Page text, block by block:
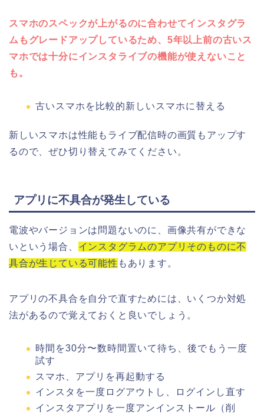
スマホのスペックが上がるのに合わせてインスタグラ
ムもグレードアップしているため、5年以上前の古いス
マホでは十分にインスタライブの機能が使えないこと
も。
古いスマホを比較的新しいスマホに替える
新しいスマホは性能もライブ配信時の画質もアップす
るので、ぜひ切り替えてみてください。
アプリに不具合が発生している
電波やバージョンは問題ないのに、画像共有ができな
いという場合、 インスタグラムのアプリそのものに不
具合が生じている可能性 もあります。
アプリの不具合を自分で直すためには、いくつか対処
法があるので覚えておくと良いでしょう。
時間を30分〜数時間置いて待ち、後でもう一度
試す
スマホ、アプリを再起動する
インスタを一度ログアウトし、ログインし直す
インスタアプリを一度アンインストール（削